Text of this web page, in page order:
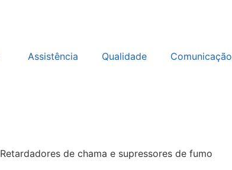
Assistência Qualidade Comunicação
Retardadores de chama e supressores de fumo